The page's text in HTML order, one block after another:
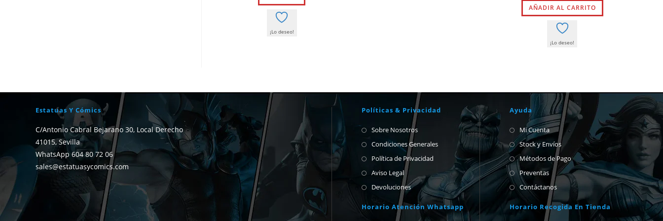
60,00 €.
¡Lo deseo!
era:
9,00 €.
es:
8,55 €.
AÑADIR AL CARRITO
¡Lo deseo!
Estatuas Y Cómics
C/Antonio Cabral Bejarano 30, Local Derecho
41015, Sevilla
WhatsApp 604 80 72 06
sales@estatuasycomics.com
Políticas & Privacidad
Sobre Nosotros
Condiciones Generales
Política de Privacidad
Aviso Legal
Devoluciones
Horario Atención Whatsapp
Ayuda
Mi Cuenta
Stock y Envíos
Métodos de Pago
Preventas
Contáctanos
Horario Recogida En Tienda